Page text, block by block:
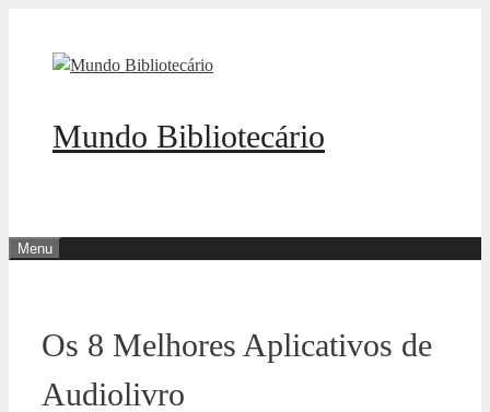
Mundo Bibliotecário
Menu
Os 8 Melhores Aplicativos de
Audiolivro